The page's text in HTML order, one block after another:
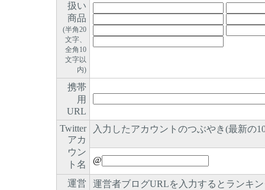
扱い
商品
(半角20
文字、
全角10
文字以
内)
携帯
用
URL
Twitter
アカ
ウン
ト名
入力したアカウントのつぶやき(最新の
@
運営
運営者ブログURLを入力するとランキ